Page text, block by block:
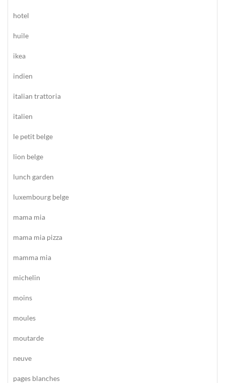
hotel
huile
ikea
indien
italian trattoria
italien
le petit belge
lion belge
lunch garden
luxembourg belge
mama mia
mama mia pizza
mamma mia
michelin
moins
moules
moutarde
neuve
pages blanches